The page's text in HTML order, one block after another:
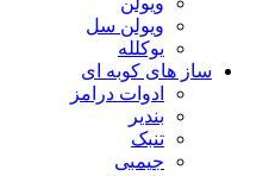
ویولن سل
یوکلله
ساز های کوبه ای
ادوات درامز
بندیر
تنبک
جیمبی